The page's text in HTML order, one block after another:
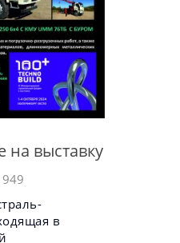
выставку
949
в